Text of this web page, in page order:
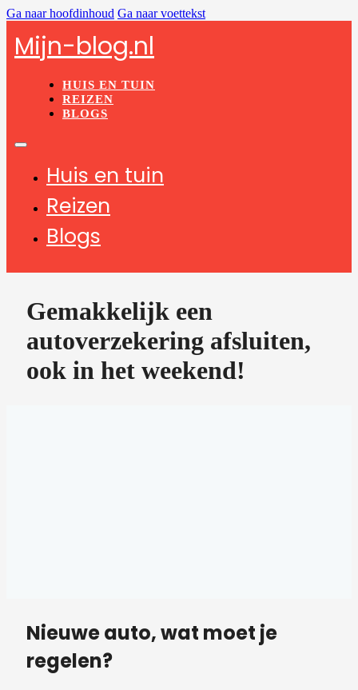
Ga naar hoofdinhoud Ga naar voettekst
Mijn-blog.nl
HUIS EN TUIN
REIZEN
BLOGS
Huis en tuin
Reizen
Blogs
Gemakkelijk een
autoverzekering afsluiten,
ook in het weekend!
Nieuwe auto, wat moet je
regelen?